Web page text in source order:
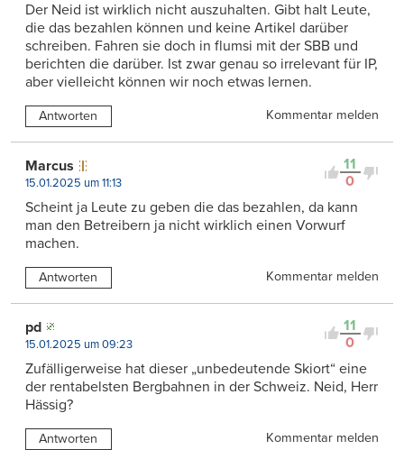
Der Neid ist wirklich nicht auszuhalten. Gibt halt Leute,
die das bezahlen können und keine Artikel darüber
schreiben. Fahren sie doch in flumsi mit der SBB und
berichten die darüber. Ist zwar genau so irrelevant für IP,
aber vielleicht können wir noch etwas lernen.
Antworten Kommentar melden
11
0
Marcus
15.01.2025 um 11:13
Scheint ja Leute zu geben die das bezahlen, da kann
man den Betreibern ja nicht wirklich einen Vorwurf
machen.
Antworten Kommentar melden
11
0
pd
15.01.2025 um 09:23
Zufälligerweise hat dieser „unbedeutende Skiort“ eine
der rentabelsten Bergbahnen in der Schweiz. Neid, Herr
Hässig?
Antworten Kommentar melden